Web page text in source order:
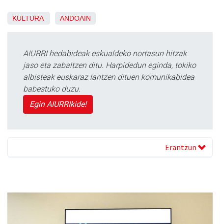
KULTURA ANDOAIN
AIURRI hedabideak eskualdeko nortasun hitzak
jaso eta zabaltzen ditu. Harpidedun eginda, tokiko
albisteak euskaraz lantzen dituen komunikabidea
babestuko duzu.
Egin AIURRIkide!
Erantzun